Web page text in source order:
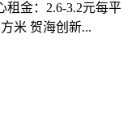
租金：2.6-3.2元每平
米 贺海创新...